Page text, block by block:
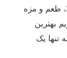
طعم و مزه
بهترین
تنها یک